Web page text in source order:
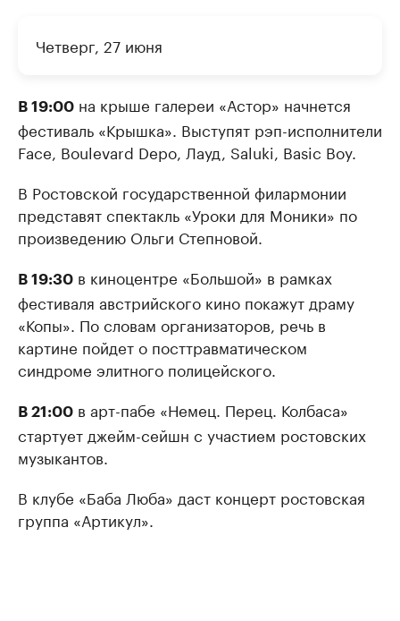
Четверг, 27 июня
В 19:00 на крыше галереи «Астор» начнется
фестиваль «Крышка». Выступят рэп-исполнители
Face, Boulevard Depo, Лауд, Saluki, Basic Boy.
В Ростовской государственной филармонии
представят спектакль «Уроки для Моники» по
произведению Ольги Степновой.
В 19:30 в киноцентре «Большой» в рамках
фестиваля австрийского кино покажут драму
«Копы». По словам организаторов, речь в
картине пойдет о посттравматическом
синдроме элитного полицейского.
В 21:00 в арт-пабе «Немец. Перец. Колбаса»
стартует джейм-сейшн с участием ростовских
музыкантов.
В клубе «Баба Люба» даст концерт ростовская
группа «Артикул».